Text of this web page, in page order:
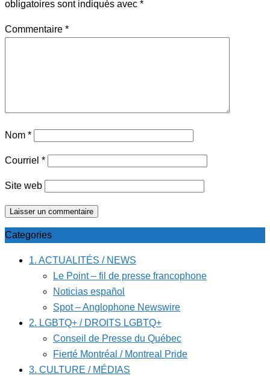
obligatoires sont indiqués avec *
Commentaire *
Nom *
Courriel *
Site web
Categories
1. ACTUALITÉS / NEWS
Le Point – fil de presse francophone
Noticias español
Spot – Anglophone Newswire
2. LGBTQ+ / DROITS LGBTQ+
Conseil de Presse du Québec
Fierté Montréal / Montreal Pride
3. CULTURE / MÉDIAS